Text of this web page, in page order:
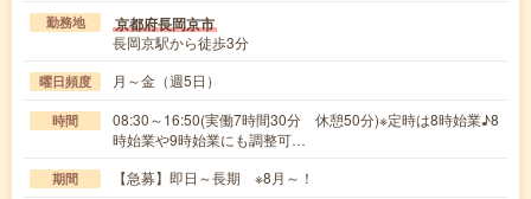
勤務地 京都府長岡京市
長岡京駅から徒歩3分
曜日頻度 月～金（週5日）
時間
08:30～16:50(実働7時間30分 休憩50分)※定時は8時始業♪8
時始業や9時始業にも調整可…
期間 【急募】即日～長期 ※8月～！